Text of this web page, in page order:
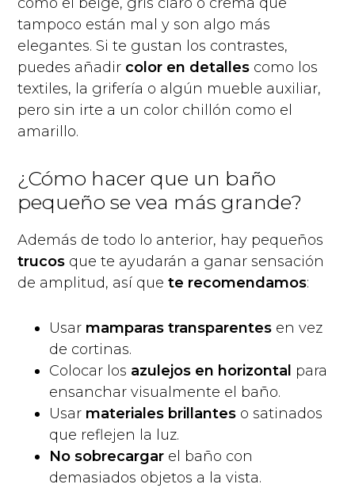
tampoco están mal y son algo más
elegantes. Si te gustan los contrastes,
puedes añadir color en detalles como los
textiles, la grifería o algún mueble auxiliar,
pero sin irte a un color chillón como el
amarillo.
¿Cómo hacer que un baño
pequeño se vea más grande?
Además de todo lo anterior, hay pequeños
trucos que te ayudarán a ganar sensación
de amplitud, así quete recomendamos:
Usar mamparas transparentes en vez
de cortinas.
Colocar los azulejos en horizontal para
ensanchar visualmente el baño.
Usar materiales brillantes o satinados
que reflejen la luz.
No sobrecargar el baño con
demasiados objetos a la vista.